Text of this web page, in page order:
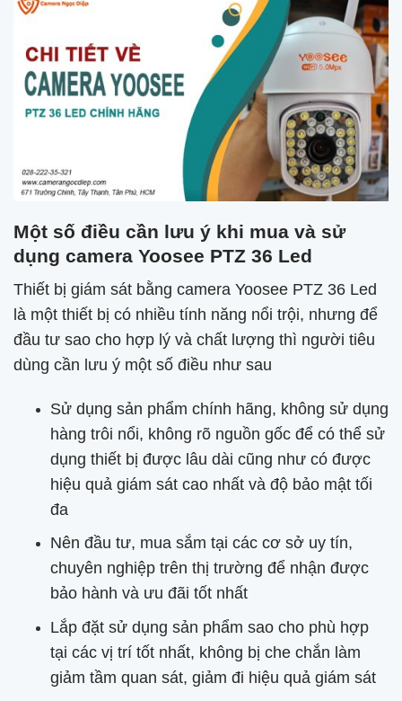
Một số điều cần lưu ý khi mua và sử
dụng camera Yoosee PTZ 36 Led
Thiết bị giám sát bằng camera Yoosee PTZ 36 Led
là một thiết bị có nhiều tính năng nổi trội, nhưng để
đầu tư sao cho hợp lý và chất lượng thì người tiêu
dùng cần lưu ý một số điều như sau
Sử dụng sản phẩm chính hãng, không sử dụng
hàng trôi nổi, không rõ nguồn gốc để có thể sử
dụng thiết bị được lâu dài cũng như có được
hiệu quả giám sát cao nhất và độ bảo mật tối
đa
Nên đầu tư, mua sắm tại các cơ sở uy tín,
chuyên nghiệp trên thị trường để nhận được
bảo hành và ưu đãi tốt nhất
Lắp đặt sử dụng sản phẩm sao cho phù hợp
tại các vị trí tốt nhất, không bị che chắn làm
giảm tầm quan sát, giảm đi hiệu quả giám sát